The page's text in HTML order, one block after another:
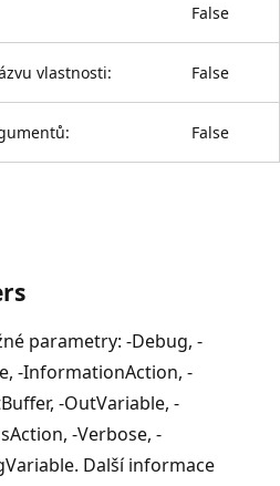
False
vlastnosti: False
False
parametry: -Debug, -
-InformationAction, -
-OutVariable, -
-Verbose, -
Další informace